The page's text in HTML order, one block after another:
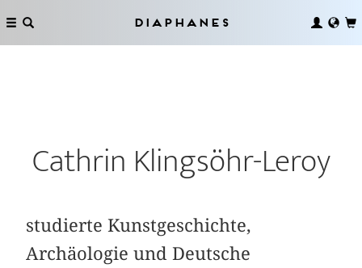
Diaphanes
Cathrin Klingsöhr-Leroy
studierte Kunstgeschichte,
Archäologie und Deutsche